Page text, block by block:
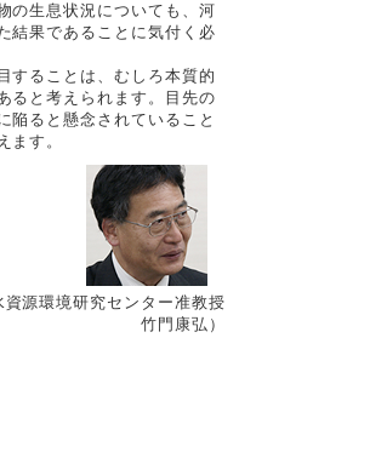
の生息状況についても、河
結果であることに気付く必
することは、むしろ本質的
ると考えられます。目先の
陥ると懸念されていること
ます。
資源環境研究センター准教授
竹門康弘）